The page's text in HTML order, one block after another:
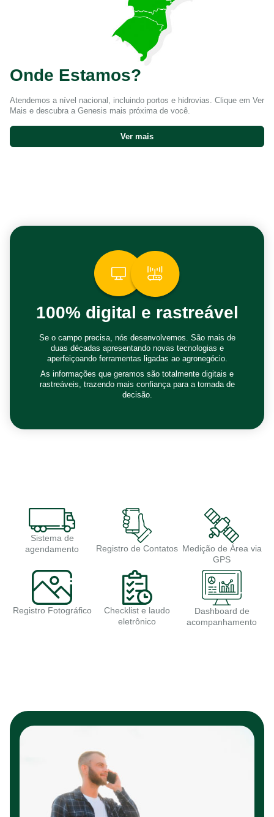
Onde Estamos?
Atendemos a nível nacional, incluindo portos e hidrovias. Clique em Ver
Mais e descubra a Genesis mais próxima de você.
Ver mais
100% digital e rastreável
Se o campo precisa, nós desenvolvemos. São mais de
duas décadas apresentando novas tecnologias e
aperfeiçoando ferramentas ligadas ao agronegócio.
As informações que geramos são totalmente digitais e
rastreáveis, trazendo mais confiança para a tomada de
decisão.
Sistema de
agendamento
Registro de Contatos Medição de Área via
GPS
Registro Fotográfico
Checklist e laudo
eletrônico
Dashboard de
acompanhamento